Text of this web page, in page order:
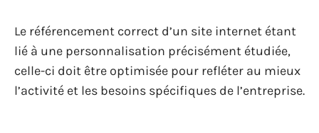
Le référencement correct d’un site internet étant
lié à une personnalisation précisément étudiée,
celle-ci doit être optimisée pour refléter au mieux
l’activité et les besoins spécifiques de l’entreprise.